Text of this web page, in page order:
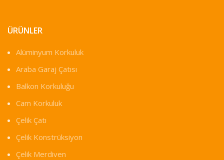
ÜRÜNLER
Alüminyum Korkuluk
Araba Garaj Çatısı
Balkon Korkuluğu
Cam Korkuluk
Çelik Çatı
Çelik Konstrüksiyon
Çelik Merdiven